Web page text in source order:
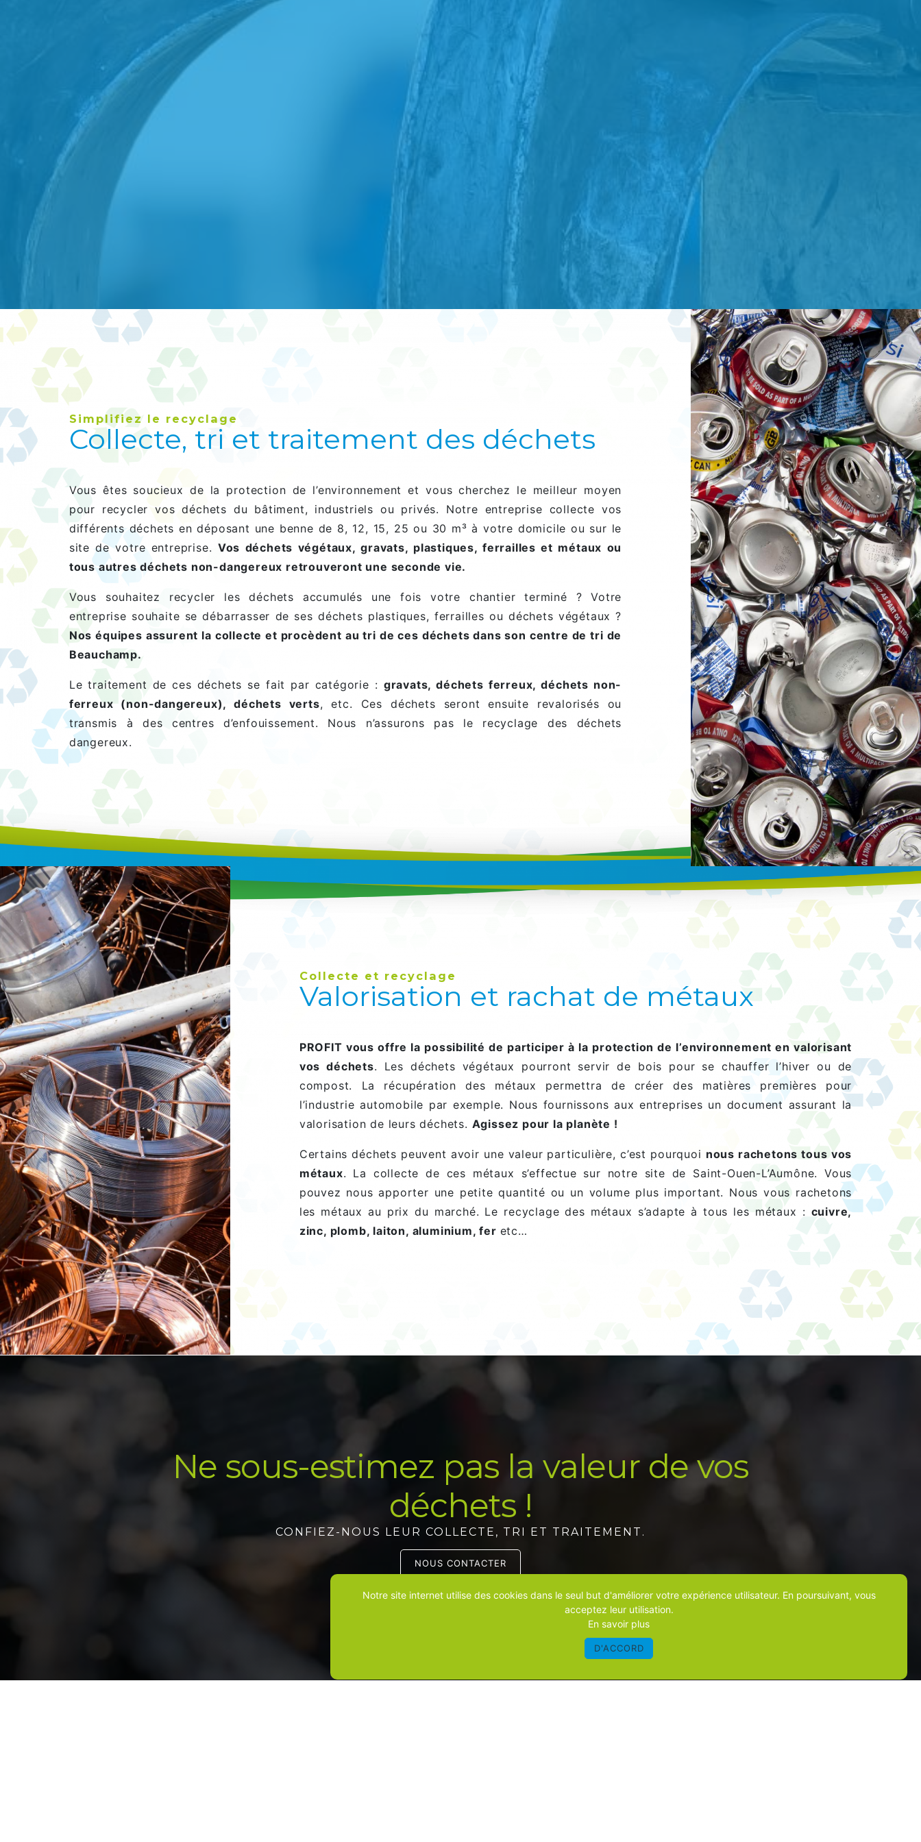
Simplifiez le recyclage
Collecte, tri et traitement des déchets
Vous êtes soucieux de la protection de l’environnement et vous cherchez le meilleur moyen
pour recycler vos déchets du bâtiment, industriels ou privés. Notre entreprise collecte vos
différents déchets en déposant une benne de 8, 12, 15, 25 ou 30 m³ à votre domicile ou sur le
site de votre entreprise. Vos déchets végétaux, gravats, plastiques, ferrailles et métaux ou
tous autres déchets non-dangereux retrouveront une seconde vie.
Vous souhaitez recycler les déchets accumulés une fois votre chantier terminé ? Votre
entreprise souhaite se débarrasser de ses déchets plastiques, ferrailles ou déchets végétaux ?
Nos équipes assurent la collecte et procèdent au tri de ces déchets dans son centre de tri de
Beauchamp.
Le traitement de ces déchets se fait par catégorie : gravats, déchets ferreux, déchets non-
ferreux (non-dangereux), déchets verts, etc. Ces déchets seront ensuite revalorisés ou
transmis à des centres d’enfouissement. Nous n’assurons pas le recyclage des déchets
dangereux.
Collecte et recyclage
Valorisation et rachat de métaux
PROFIT vous offre la possibilité de participer à la protection de l’environnement en valorisant
vos déchets. Les déchets végétaux pourront servir de bois pour se chauffer l’hiver ou de
compost. La récupération des métaux permettra de créer des matières premières pour
l’industrie automobile par exemple. Nous fournissons aux entreprises un document assurant la
valorisation de leurs déchets. Agissez pour la planète !
Certains déchets peuvent avoir une valeur particulière, c’est pourquoi nous rachetons tous vos
métaux. La collecte de ces métaux s’effectue sur notre site de Saint-Ouen-L’Aumône. Vous
pouvez nous apporter une petite quantité ou un volume plus important. Nous vous rachetons
les métaux au prix du marché. Le recyclage des métaux s’adapte à tous les métaux : cuivre,
zinc, plomb, laiton, aluminium, fer etc…
Ne sous-estimez pas la valeur de vos
déchets !
CONFIEZ-NOUS LEUR COLLECTE, TRI ET TRAITEMENT.
NOUS CONTACTER
Notre site internet utilise des cookies dans le seul but d'améliorer votre expérience utilisateur. En poursuivant, vous
acceptez leur utilisation.
En savoir plus
D'ACCORD